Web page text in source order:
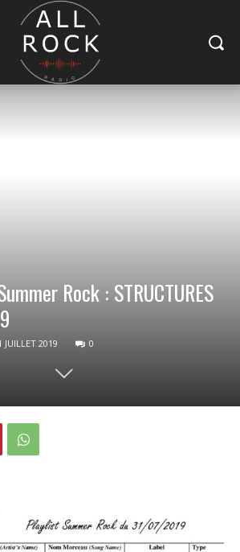
Rock : STRUCTURES
JUILLET 2019 0